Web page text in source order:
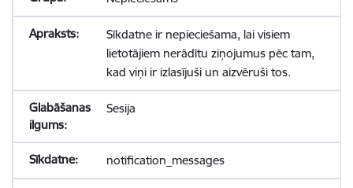
Sīkdatne ir nepieciešama, lai visiem
lietotājiem nerādītu ziņojumus pēc tam,
kad viņi ir izlasījuši un aizvēruši tos.
Sesija
notification_messages